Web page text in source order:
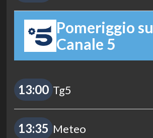
Pomeriggio su
Canale 5
13:00 Tg5
13:35 Meteo